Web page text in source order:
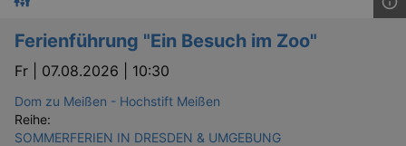
Ferienführung "Ein Besuch im Zoo"
Fr | 07.08.2026 | 10:30
Dom zu Meißen - Hochstift Meißen
Reihe:
SOMMERFERIEN IN DRESDEN & UMGEBUNG